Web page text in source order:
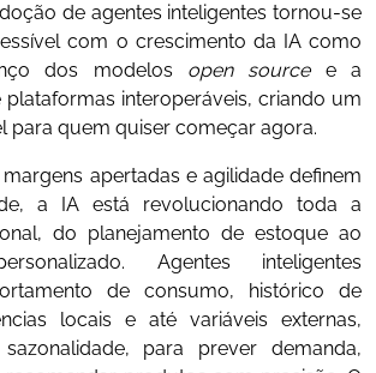
de agentes inteligentes tornou-se
com o crescimento da IA como
dos modelos open sourcee a
interoperáveis, criando um
para quem quiser começar agora.
apertadas e agilidade definem
a IA está revolucionando toda a
do planejamento de estoque ao
Agentes inteligentes
de consumo, histórico de
locais e até variáveis externas,
para prever demanda,